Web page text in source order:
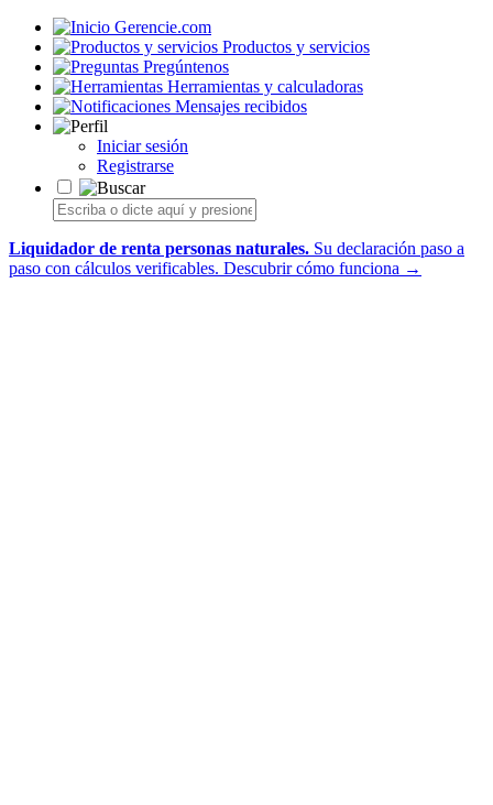
Gerencie.com
Productos y servicios
Pregúntenos
Herramientas y calculadoras
Mensajes recibidos
Iniciar sesión
Registrarse
Liquidador de renta personas naturales. Su declaración paso a
paso con cálculos verificables. Descubrir cómo funciona →